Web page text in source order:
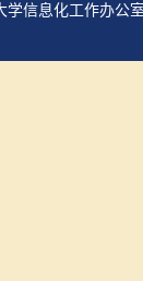
学信息化工作办公